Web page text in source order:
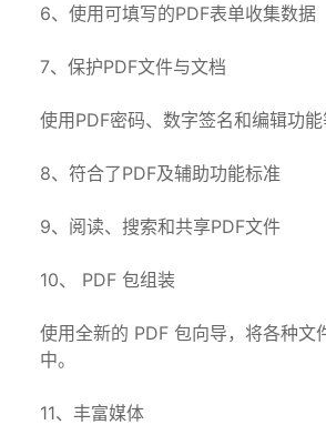
6、使用可填写的PDF表单收集数据
7、保护PDF文件与文档
使用PDF密码、数字签名和编辑功
8、符合了PDF及辅助功能标准
9、阅读、搜索和共享PDF文件
10、 PDF 包组装
使用全新的 PDF 包向导，将各种
中。
11、丰富媒体